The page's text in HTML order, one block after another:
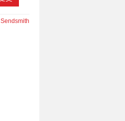
Sendsmith